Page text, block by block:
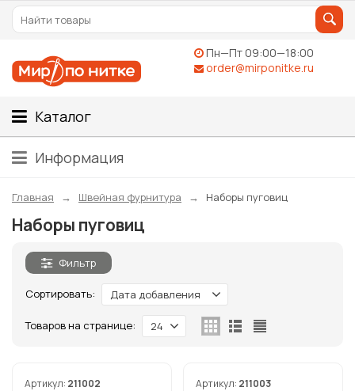
Пн—Пт 09:00—18:00
order@mirponitke.ru
Каталог
Информация
Главная Швейная фурнитура Наборы пуговиц
Наборы пуговиц
Фильтр
Сортировать: Дата добавления
Товаров на странице: 24
Артикул: 211002 Артикул: 211003